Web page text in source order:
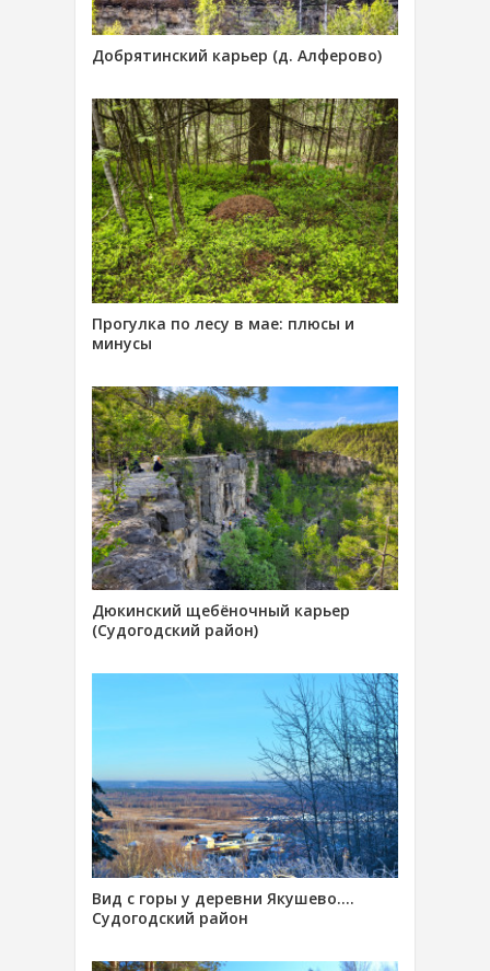
Добрятинский карьер (д. Алферово)
Прогулка по лесу в мае: плюсы и
минусы
Дюкинский щебёночный карьер
(Судогодский район)
Вид с горы у деревни Якушево….
Судогодский район